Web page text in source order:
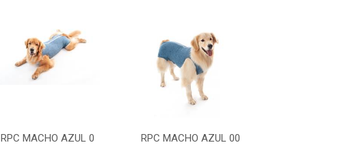
RPC MACHO AZUL 0 RPC MACHO AZUL 00